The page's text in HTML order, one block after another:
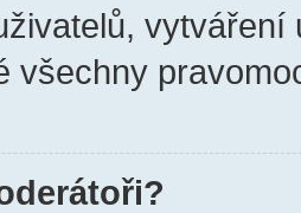
všechny